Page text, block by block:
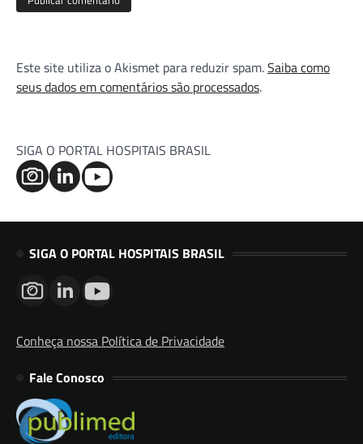
Este site utiliza o Akismet para reduzir spam.Saiba como
seus dados em comentários são processados.
SIGA O PORTAL HOSPITAIS BRASIL
SIGA O PORTAL HOSPITAIS BRASIL
Conheça nossa Política de Privacidade
Fale Conosco